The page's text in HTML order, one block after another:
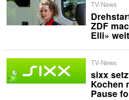
TV-News
ZDF
Elli»
TV-News
sixx
Kochen
Pause